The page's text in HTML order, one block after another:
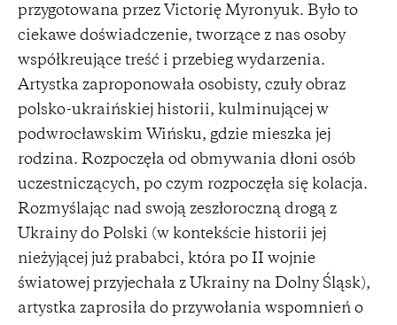
przygotowana przez Victorię Myronyuk. Było to
ciekawe doświadczenie, tworzące z nas osoby
współkreujące treść i przebieg wydarzenia.
Artystka zaproponowała osobisty, czuły obraz
polsko-ukraińskiej historii, kulminującej w
podwrocławskim Wińsku, gdzie mieszka jej
rodzina. Rozpoczęła od obmywania dłoni osób
uczestniczących, po czym rozpoczęła się kolacja.
Rozmyślając nad swoją zeszłoroczną drogą z
Ukrainy do Polski (w kontekście historii jej
nieżyjącej już prababci, która po II wojnie
światowej przyjechała z Ukrainy na Dolny Śląsk),
artystka zaprosiła do przywołania wspomnień o